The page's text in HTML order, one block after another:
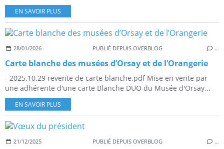
EN SAVOIR PLUS
28/01/2026 PUBLIÉ DEPUIS OVERBLOG …
Carte blanche des musées d’Orsay et de l’Orangerie
- 2025.10.29 revente de carte blanche.pdf Mise en vente par
une adhérente d'une carte Blanche DUO du Musée d'Orsay...
EN SAVOIR PLUS
21/12/2025 PUBLIÉ DEPUIS OVERBLOG …